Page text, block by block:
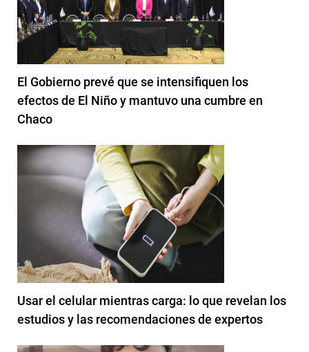
El Gobierno prevé que se intensifiquen los
efectos de El Niño y mantuvo una cumbre en
Chaco
Usar el celular mientras carga: lo que revelan los
estudios y las recomendaciones de expertos